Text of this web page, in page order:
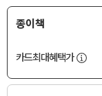
종이책
카드최대혜택가